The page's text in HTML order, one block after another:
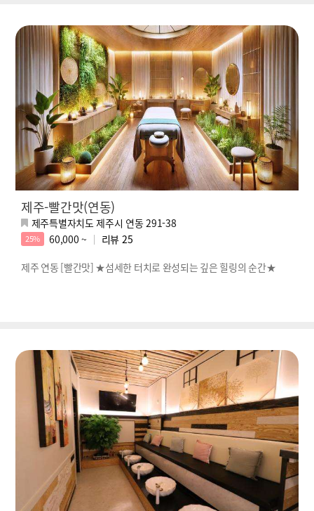
제주-빨간맛(연동)
제주특별자치도 제주시 연동 291-38
25% 60,000 ~ 리뷰 25
제주 연동 [빨간맛] ★섬세한 터치로 완성되는 깊은 힐링의 순간★